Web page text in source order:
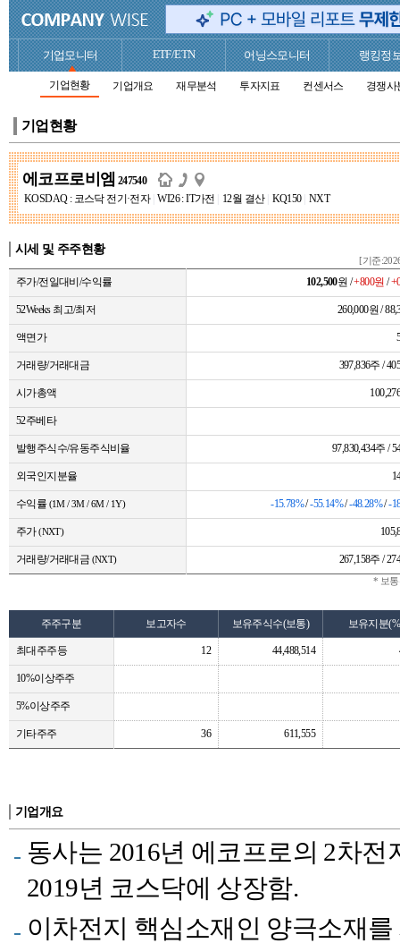
기업모니터 ETF/ETN 어닝스모니터 랭킹정
기업현황 기업개요 재무분석 투자지표 컨센서스 경쟁사
기업현황
에코프로비엠 247540
KOSDAQ : 코스닥 전기·전자 WI26 : IT가전 12월 결산 KQ150 NXT
시세 및 주주현황
[기준
주가/전일대비/수익률 102,500원 /+800원 /
52Weeks 최고/최저 260,000원 /
액면가
거래량/거래대금 397,836주 /
시가총액
52주베타
발행주식수/유동주식비율 97,830,434주 /
외국인지분율
수익률 (1M / 3M / 6M / 1Y) -15.78%/-55.14%/-48.28%/-
주가(NXT)
거래량/거래대금 (NXT) 267,158주 /
* 보
주주구분 보고자수 보유주식수(보통) 보유지분
최대주주등 12 44,488,514
10%이상주주
5%이상주주
기타주주 36 611,555
기업개요
동사는 2016년 에코프로의 2차
2019년 코스닥에 상장함.
이차전지 핵심소재인 양극소재